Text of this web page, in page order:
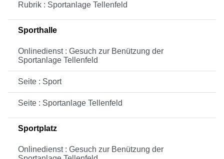
Rubrik : Sportanlage Tellenfeld
Sporthalle
Onlinedienst : Gesuch zur Benützung der
Sportanlage Tellenfeld
Seite : Sport
Seite : Sportanlage Tellenfeld
Sportplatz
Onlinedienst : Gesuch zur Benützung der